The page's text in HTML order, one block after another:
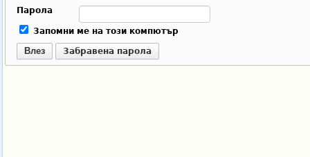
Парола
Запомни ме на този компютър
Влез Забравена парола